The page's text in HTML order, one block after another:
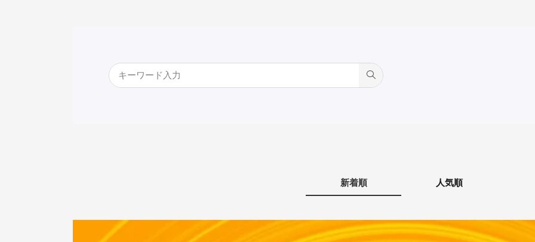
新着順 人気順